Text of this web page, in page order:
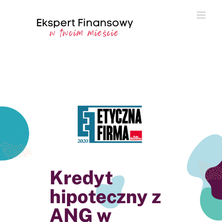
Kredyt
hipoteczny z
ANG w